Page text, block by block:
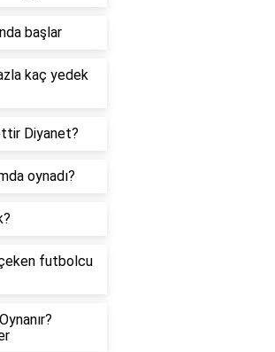
başlar
kaç yedek
Diyanet?
oynadı?
futbolcu